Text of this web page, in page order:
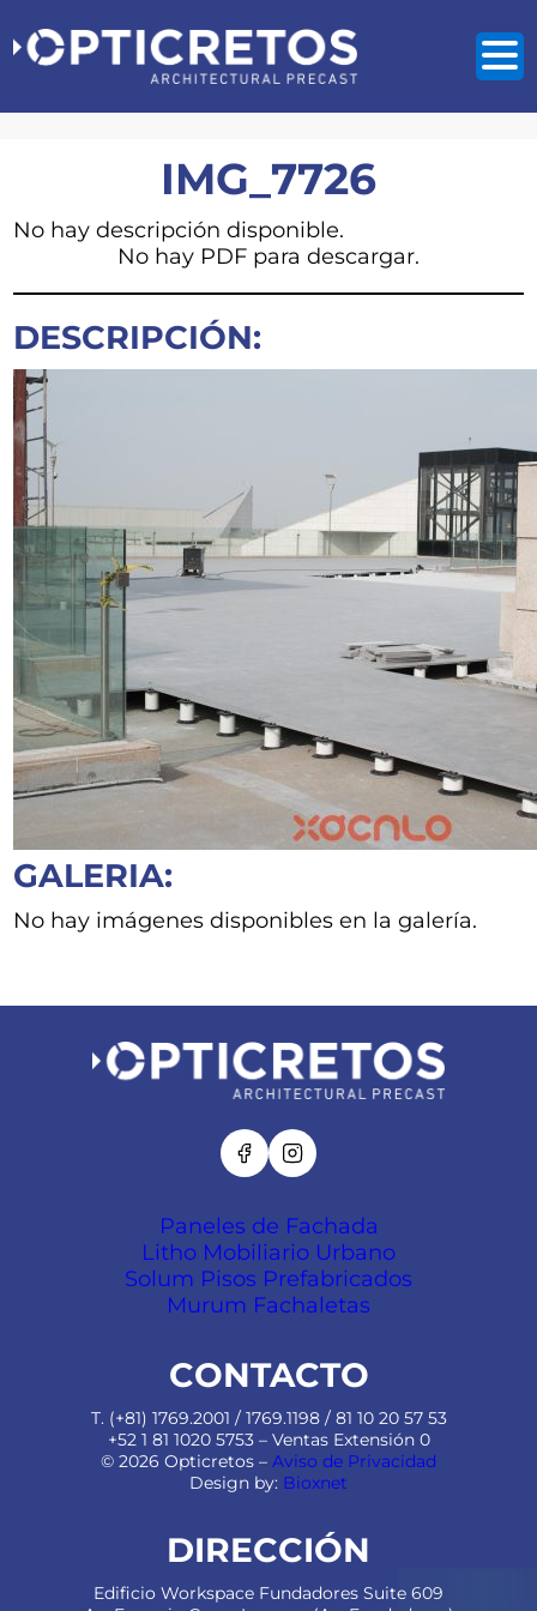
IMG_7726
No hay descripción disponible.
No hay PDF para descargar.
DESCRIPCIÓN:
GALERIA:
No hay imágenes disponibles en la galería.
Paneles de Fachada
Litho Mobiliario Urbano
Solum Pisos Prefabricados
Murum Fachaletas
CONTACTO
T. (+81) 1769.2001 / 1769.1198 / 81 10 20 57 53
+52 1 81 1020 5753 – Ventas Extensión 0
© 2026 Opticretos – Aviso de Privacidad
Design by: Bioxnet
DIRECCIÓN
Edificio Workspace Fundadores Suite 609